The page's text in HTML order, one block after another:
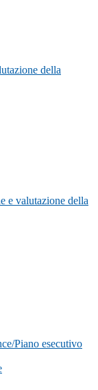
della
e valutazione della
Piano esecutivo